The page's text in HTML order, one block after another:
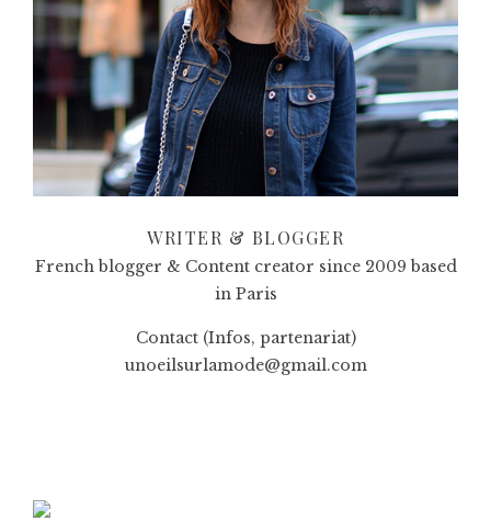
WRITER & BLOGGER
French blogger & Content creator since 2009 based
in Paris
Contact (Infos, partenariat)
unoeilsurlamode@gmail.com